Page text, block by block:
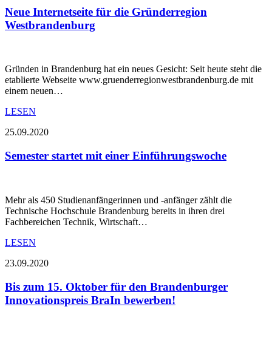
Neue Internetseite für die Gründerregion
Westbrandenburg
Gründen in Brandenburg hat ein neues Gesicht: Seit heute steht die
etablierte Webseite www.gruenderregionwestbrandenburg.de mit
einem neuen…
LESEN
25.09.2020
Semester startet mit einer Einführungswoche
Mehr als 450 Studienanfängerinnen und -anfänger zählt die
Technische Hochschule Brandenburg bereits in ihren drei
Fachbereichen Technik, Wirtschaft…
LESEN
23.09.2020
Bis zum 15. Oktober für den Brandenburger
Innovationspreis BraIn bewerben!